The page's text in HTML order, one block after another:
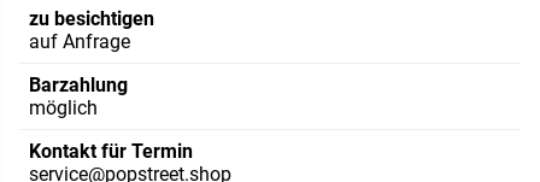
zu besichtigen
auf Anfrage
Barzahlung
möglich
Kontakt für Termin
service@popstreet.shop